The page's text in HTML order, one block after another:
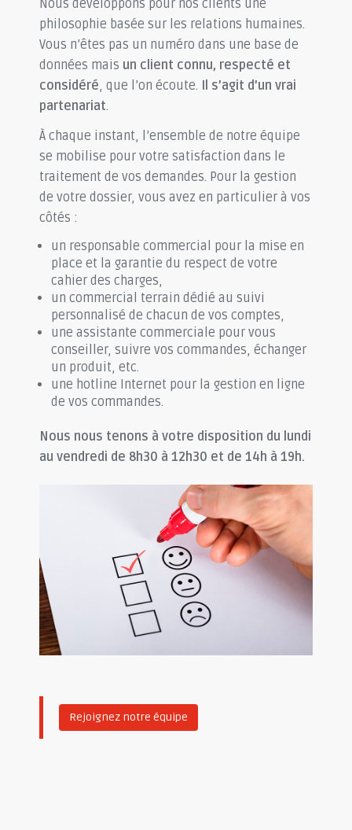
Nous développons pour nos clients une
philosophie basée sur les relations humaines.
Vous n’êtes pas un numéro dans une base de
données mais un client connu, respecté et
considéré, que l’on écoute. I l s’agit d’un vrai
partenariat.
À chaque instant, l’ensemble de notre équipe
se mobilise pour votre satisfaction dans le
traitement de vos demandes. Pour la gestion
de votre dossier, vous avez en particulier à vos
côtés :
un responsable commercial pour la mise en
place et la garantie du respect de votre
cahier des charges,
un commercial terrain dédié au suivi
personnalisé de chacun de vos comptes,
une assistante commerciale pour vous
conseiller, suivre vos commandes, échanger
un produit, etc.
une hotline Internet pour la gestion en ligne
de vos commandes.
Nous nous tenons à votre disposition du lundi
au vendredi de 8h30 à 12h30 et de 14h à 19h.
Rejoignez notre équipe